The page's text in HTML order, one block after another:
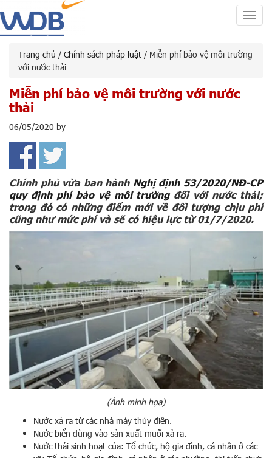
Trang chủ / Chính sách pháp luật / Miễn phí bảo vệ môi trường
với nước thải
Miễn phí bảo vệ môi trường với nước
thải
06/05/2020 by
Chính phủ vừa ban hành Nghị định 53/2020/NĐ-CP
quy định phí bảo vệ môi trườngđối với nước thải;
trong đó có những điểm mới về đối tượng chịu phí
cũng như mức phí và sẽ có hiệu lực từ 01/7/2020.
(Ảnh minh họa)
Nước xả ra từ các nhà máy thủy điện.
Nước biển dùng vào sản xuất muối xả ra.
Nước thải sinh hoạt của: Tổ chức, hộ gia đình, cá nhân ở các